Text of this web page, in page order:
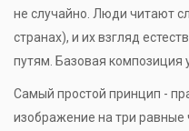
не случайно. Люди читают
странах), и их взгляд
путям. Базовая композиция
Самый простой принцип -
изображение на три равные